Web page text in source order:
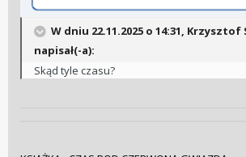
W dniu 22.11.2025 o 14:31, Krzysztof
napisał(-a):
Skąd tyle czasu?